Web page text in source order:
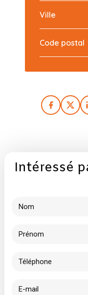
Ville
Code postal
Intéressé